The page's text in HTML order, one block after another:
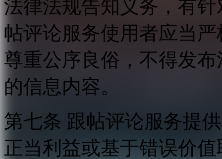
法律法规告知义务，有
帖评论服务使用者应当
尊重公序良俗，不得发
的信息内容。
第七条 跟帖评论服务提
正当利益或基于错误价